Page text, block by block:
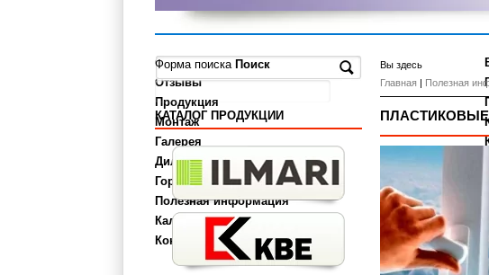
Вы здесь
Главная | Полезная
Форма поиска Поиск
КАТАЛОГ ПРОДУКЦИИ
О компании
Отзывы
Продукция
Монтаж
Галерея
Дилерам
Города
Полезная информация
Калькулятор
Контакты